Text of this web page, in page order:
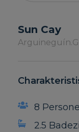
Sun Cay
Arguineguín.
8
2.5